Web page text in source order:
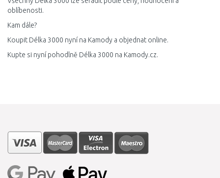
oblíbenosti.
Kam dále?
Koupit Délka 3000 nyní na Kamody a objednat online.
Kupte si nyní pohodlně Délka 3000 na Kamody.cz.